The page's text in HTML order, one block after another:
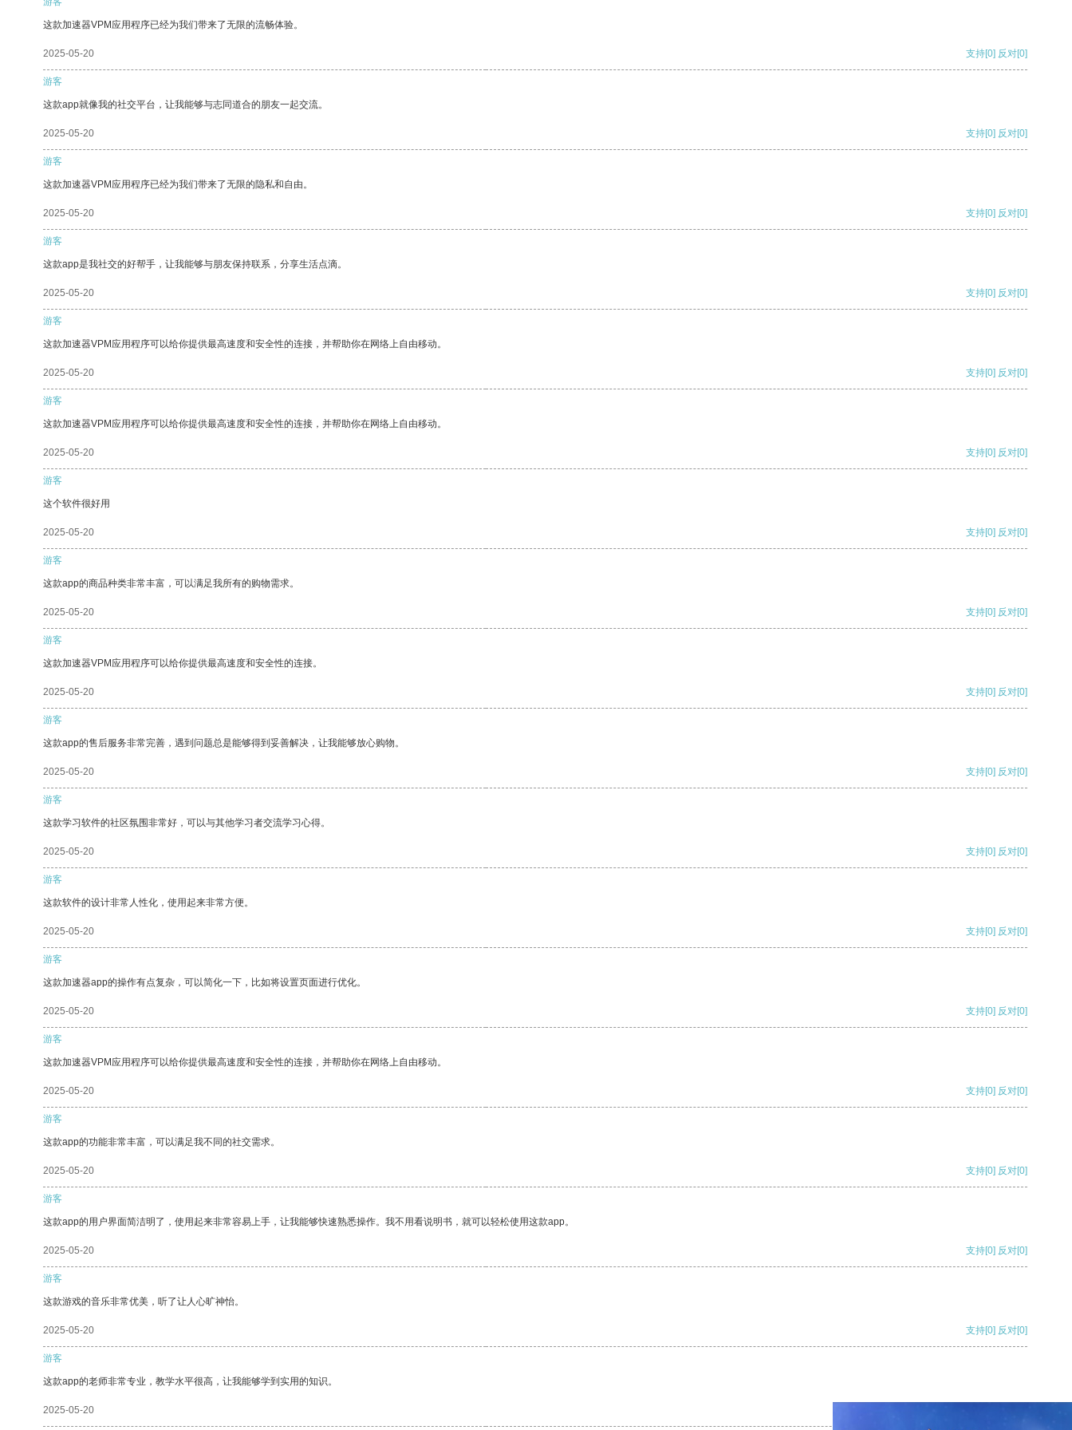
这款加速器VPM应用程序已经为我们带来了无限的流畅体验。
2025-05-20 支持[0] 反对[0]
游客
这款app就像我的社交平台，让我能够与志同道合的朋友一起交流。
2025-05-20 支持[0] 反对[0]
游客
这款加速器VPM应用程序已经为我们带来了无限的隐私和自由。
2025-05-20 支持[0] 反对[0]
游客
这款app是我社交的好帮手，让我能够与朋友保持联系，分享生活点滴。
2025-05-20 支持[0] 反对[0]
游客
这款加速器VPM应用程序可以给你提供最高速度和安全性的连接，并帮助你在网络上自由移动。
2025-05-20 支持[0] 反对[0]
游客
这款加速器VPM应用程序可以给你提供最高速度和安全性的连接，并帮助你在网络上自由移动。
2025-05-20 支持[0] 反对[0]
游客
这个软件很好用
2025-05-20 支持[0] 反对[0]
游客
这款app的商品种类非常丰富，可以满足我所有的购物需求。
2025-05-20 支持[0] 反对[0]
游客
这款加速器VPM应用程序可以给你提供最高速度和安全性的连接。
2025-05-20 支持[0] 反对[0]
游客
这款app的售后服务非常完善，遇到问题总是能够得到妥善解决，让我能够放心购物。
2025-05-20 支持[0] 反对[0]
游客
这款学习软件的社区氛围非常好，可以与其他学习者交流学习心得。
2025-05-20 支持[0] 反对[0]
游客
这款软件的设计非常人性化，使用起来非常方便。
2025-05-20 支持[0] 反对[0]
游客
这款加速器app的操作有点复杂，可以简化一下，比如将设置页面进行优化。
2025-05-20 支持[0] 反对[0]
游客
这款加速器VPM应用程序可以给你提供最高速度和安全性的连接，并帮助你在网络上自由移动。
2025-05-20 支持[0] 反对[0]
游客
这款app的功能非常丰富，可以满足我不同的社交需求。
2025-05-20 支持[0] 反对[0]
游客
这款app的用户界面简洁明了，使用起来非常容易上手，让我能够快速熟悉操作。我不用看说明书，就可以轻松使用这款app。
2025-05-20 支持[0] 反对[0]
游客
这款游戏的音乐非常优美，听了让人心旷神怡。
2025-05-20 支持[0] 反对[0]
游客
这款app的老师非常专业，教学水平很高，让我能够学到实用的知识。
2025-05-20